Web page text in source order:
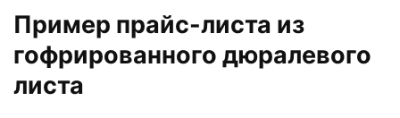
Пример прайс-листа из
гофрированного дюралевого
листа